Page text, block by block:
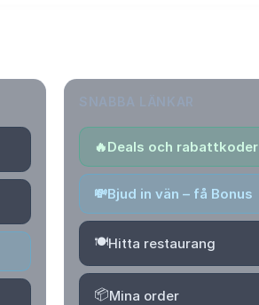
🔥Deals och rabattkoder
💸Bjud in vän – få Bonus
🍽️Hitta restaurang
📦Mina order